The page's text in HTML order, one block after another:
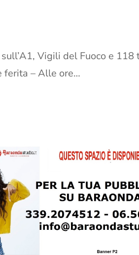
Vigili del Fuoco e 118
ferita – Alle ore…